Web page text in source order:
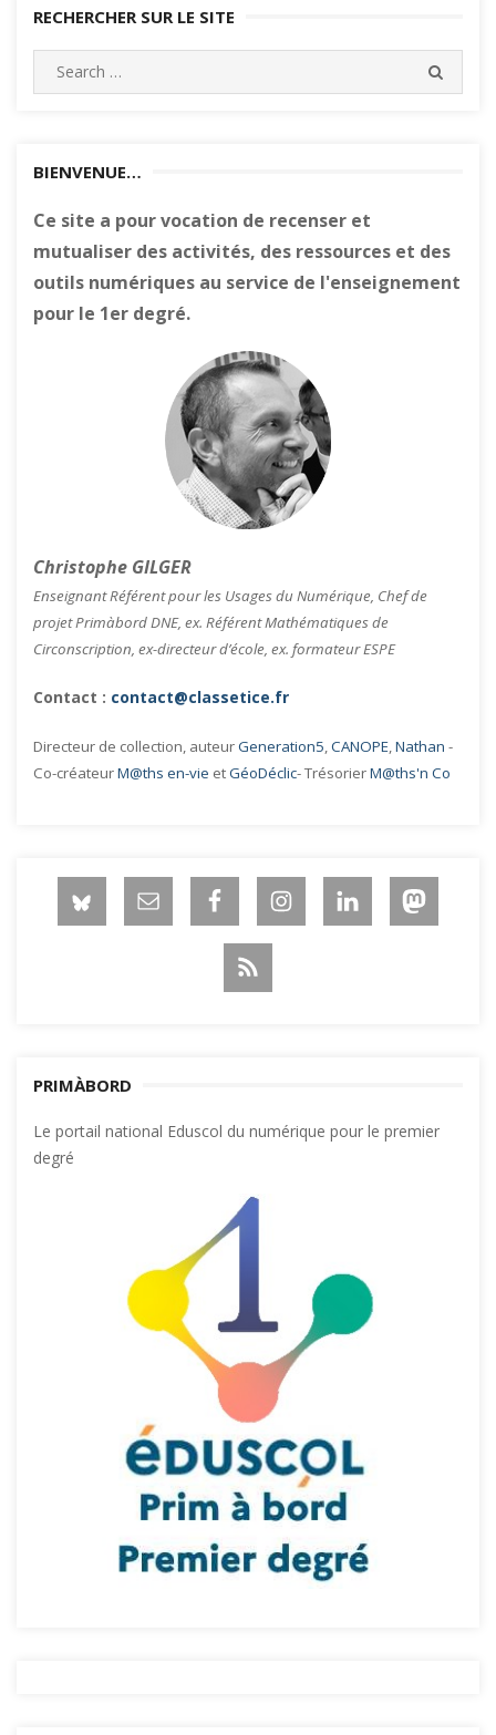
RECHERCHER SUR LE SITE
Search
for:
BIENVENUE…
Ce site a pour vocation de recenser et
mutualiser des activités, des ressources et des
outils numériques au service de l'enseignement
pour le 1er degré.
Christophe GILGER
Enseignant Référent pour les Usages du Numérique, Chef de
projet Primàbord DNE, ex. Référent Mathématiques de
Circonscription, ex-directeur d’école, ex. formateur ESPE
Contact : contact@classetice.fr
Directeur de collection, auteurGeneration5,CANOPE,Nathan -
Co-créateurM@ths en-vie etGéoDéclic- TrésorierM@ths'n Co
PRIMÀBORD
Le portail national Eduscol du numérique pour le premier
degré